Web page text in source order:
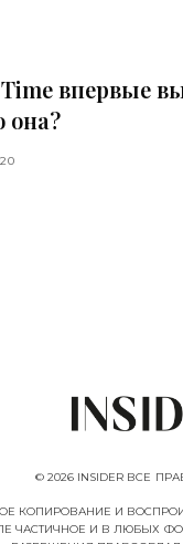
впервые
она?
© 2026 INSIDER ВСЕ
КОПИРОВАНИЕ И
ЧАСТИЧНОЕ И В ЛЮБЫХ